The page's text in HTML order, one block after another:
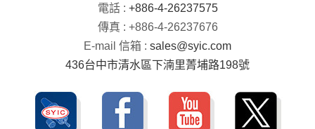
電話 : +886-4-26237575
傳真 : +886-4-26237676
E-mail 信箱 : sales@syic.com
436台中市清水區下湳里菁埔路198號